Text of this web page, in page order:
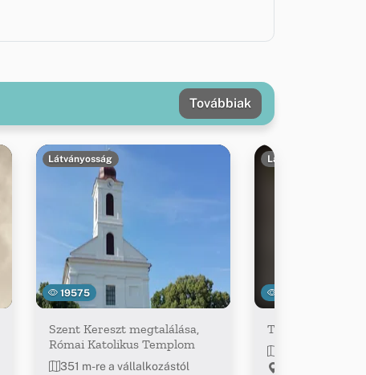
Továbbiak
19575
Látványosság
Szent Kereszt megtalálása,
Római Katolikus Templom
351 m-re a vállalkozástól
Látványosság
Tasner Antal